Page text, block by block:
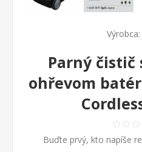
Výrobca:
Parný
ohřevom
Buďte prvý, kto napíše